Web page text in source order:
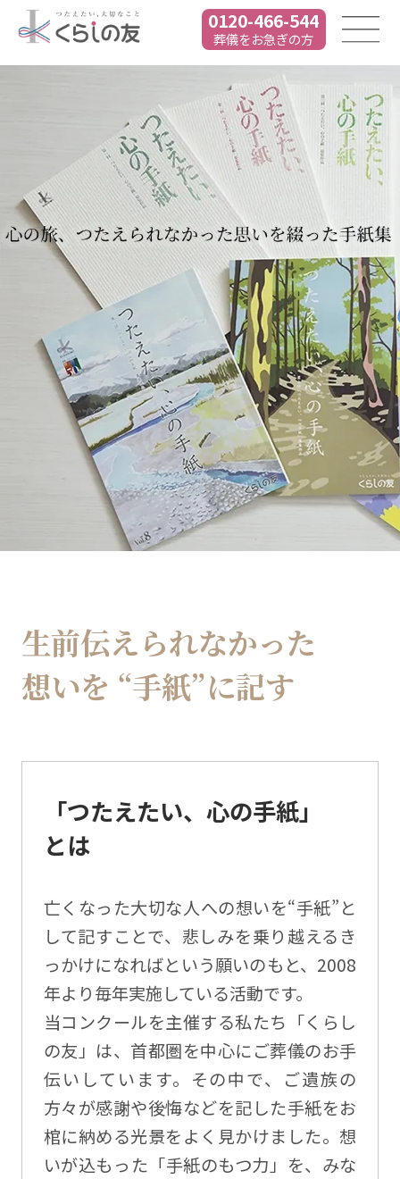
0120-466-544
葬儀をお急ぎの方
生前伝えられなかった
想いを “手紙”に記す
「つたえたい、心の手紙」
とは
亡くなった大切な人への想いを“手紙”と
して記すことで、悲しみを乗り越えるき
っかけになればという願いのもと、2008
年より毎年実施している活動です。
当コンクールを主催する私たち「くらし
の友」は、首都圏を中心にご葬儀のお手
伝いしています。その中で、ご遺族の
方々が感謝や後悔などを記した手紙をお
棺に納める光景をよく見かけました。想
いが込もった「手紙のもつ力」を、みな